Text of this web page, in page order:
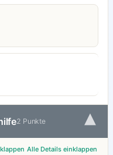
2 Punkte ▾
Alle Details einklappen